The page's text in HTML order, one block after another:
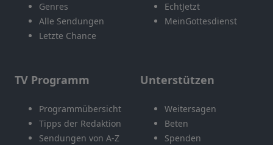
Genres
Alle Sendungen
Letzte Chance
EchtJetzt
MeinGottesdienst
TV Programm
Programmübersicht
Tipps der Redaktion
Sendungen von A-Z
Unterstützen
Weitersagen
Beten
Spenden